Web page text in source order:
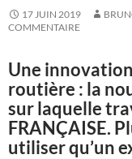
17 JUIN 2019
COMMENTAIRE
Une
routière : la
sur laquelle
FRANÇAISE.
utiliser qu’un